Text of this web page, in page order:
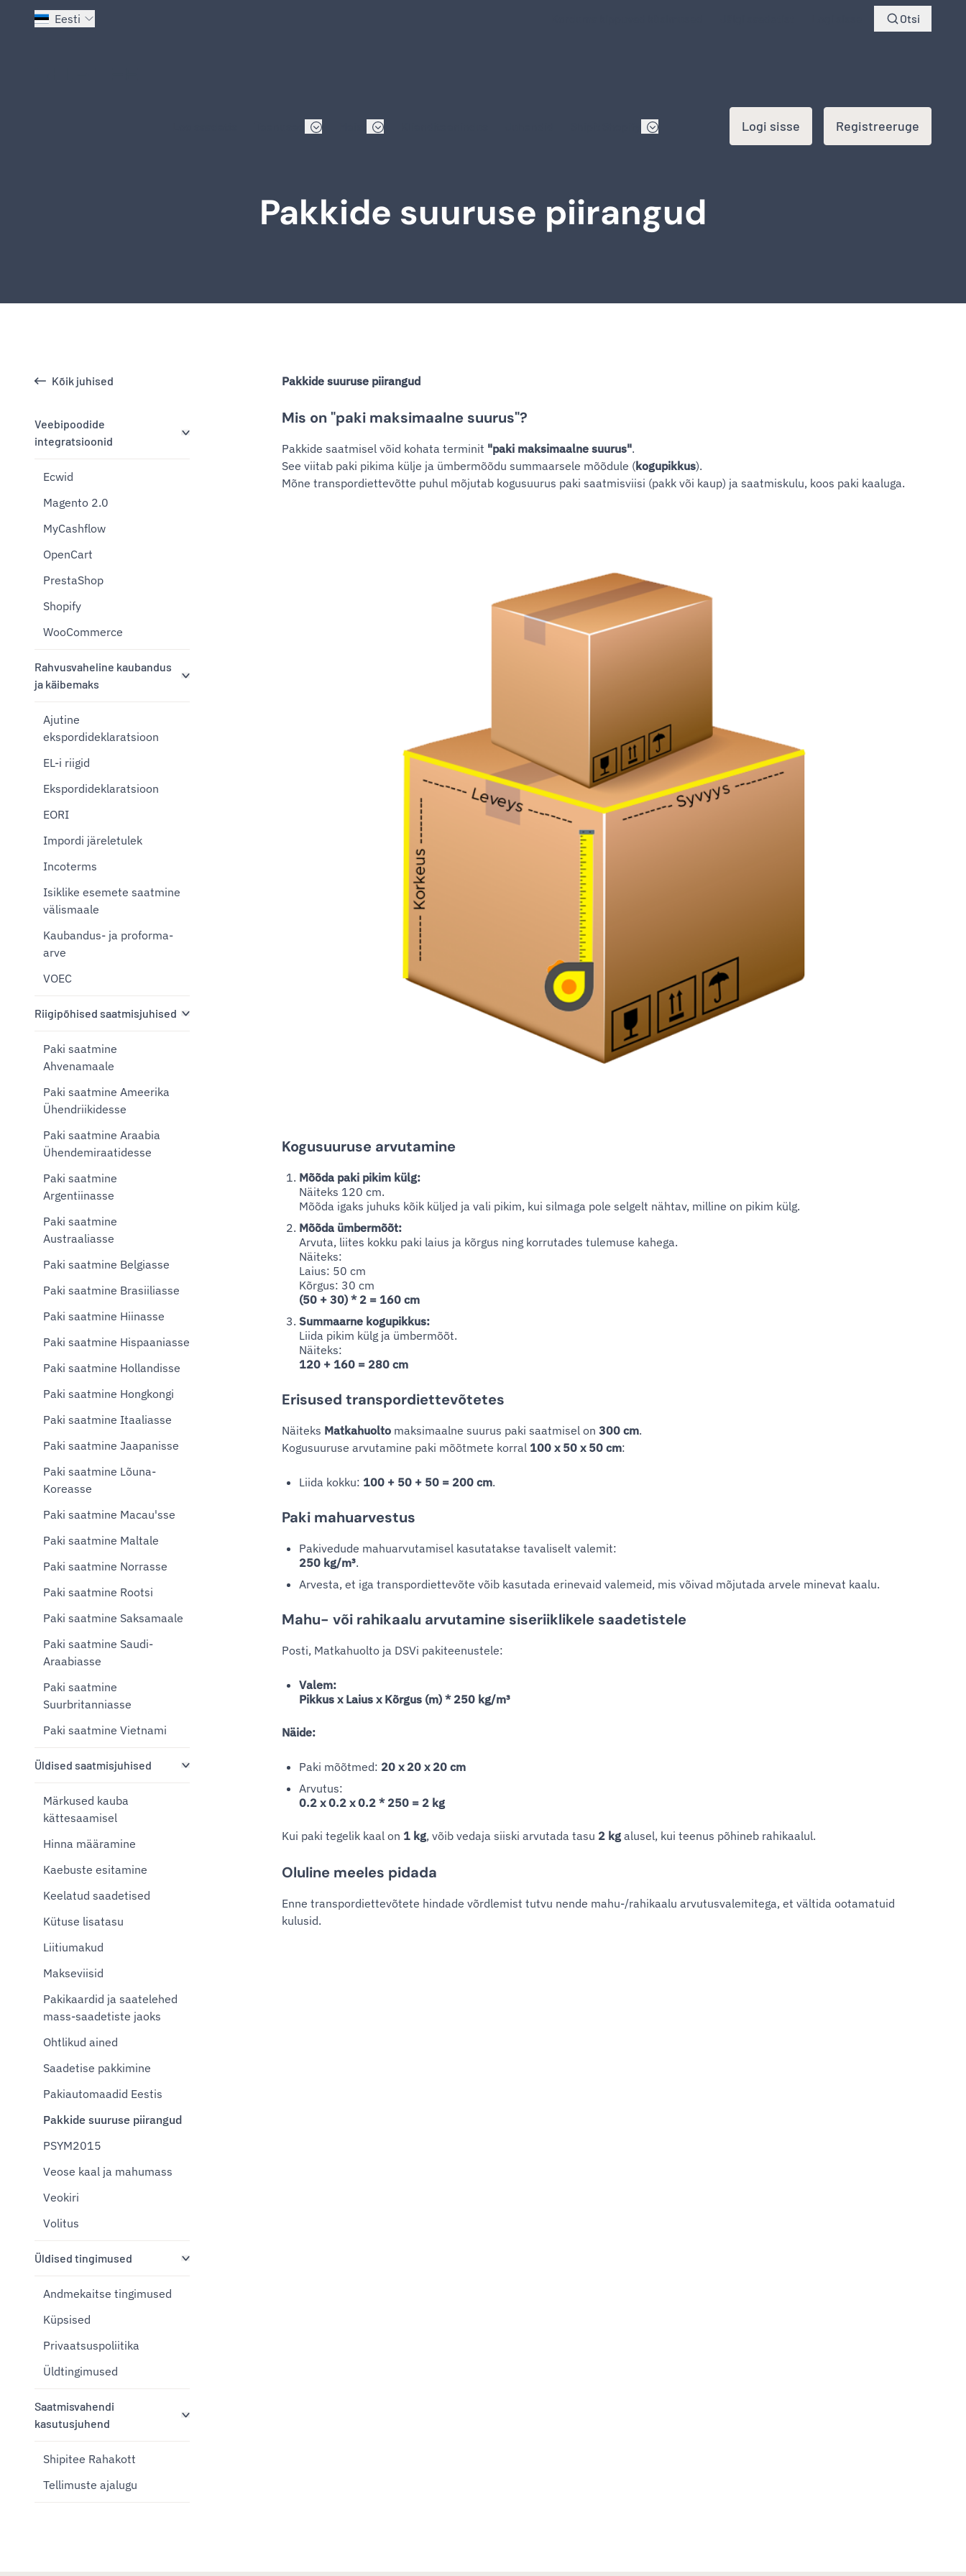
Eesti Otsi
Logi sisse Registreeruge
Pakkide suuruse piirangud
Kõik juhised
Veebipoodide
integratsioonid
Ecwid
Magento 2.0
MyCashflow
OpenCart
PrestaShop
Shopify
WooCommerce
Rahvusvaheline kaubandus
ja käibemaks
Ajutine
ekspordideklaratsioon
EL-i riigid
Ekspordideklaratsioon
EORI
Impordi järeletulek
Incoterms
Isiklike esemete saatmine
välismaale
Kaubandus- ja proforma-
arve
VOEC
Riigipõhised saatmisjuhised
Paki saatmine
Ahvenamaale
Paki saatmine Ameerika
Ühendriikidesse
Paki saatmine Araabia
Ühendemiraatidesse
Paki saatmine
Argentiinasse
Paki saatmine
Austraaliasse
Paki saatmine Belgiasse
Paki saatmine Brasiiliasse
Paki saatmine Hiinasse
Paki saatmine Hispaaniasse
Paki saatmine Hollandisse
Paki saatmine Hongkongi
Paki saatmine Itaaliasse
Paki saatmine Jaapanisse
Paki saatmine Lõuna-
Koreasse
Paki saatmine Macau'sse
Paki saatmine Maltale
Paki saatmine Norrasse
Paki saatmine Rootsi
Paki saatmine Saksamaale
Paki saatmine Saudi-
Araabiasse
Paki saatmine
Suurbritanniasse
Paki saatmine Vietnami
Üldised saatmisjuhised
Märkused kauba
kättesaamisel
Hinna määramine
Kaebuste esitamine
Keelatud saadetised
Kütuse lisatasu
Liitiumakud
Makseviisid
Pakikaardid ja saatelehed
mass-saadetiste jaoks
Ohtlikud ained
Saadetise pakkimine
Pakiautomaadid Eestis
Pakkide suuruse piirangud
PSYM2015
Veose kaal ja mahumass
Veokiri
Volitus
Üldised tingimused
Andmekaitse tingimused
Küpsised
Privaatsuspoliitika
Üldtingimused
Saatmisvahendi
kasutusjuhend
Shipitee Rahakott
Tellimuste ajalugu
Pakkide suuruse piirangud
Mis on "paki maksimaalne suurus"?
Pakkide saatmisel võid kohata terminit "paki maksimaalne suurus".
See viitab paki pikima külje ja ümbermõõdu summaarsele mõõdule (kogupikkus).
Mõne transpordiettevõtte puhul mõjutab kogusuurus paki saatmisviisi (pakk või kaup) ja saatmiskulu, koos paki kaaluga.
Kogusuuruse arvutamine
Mõõda paki pikim külg:
Näiteks 120 cm.
Mõõda igaks juhuks kõik küljed ja vali pikim, kui silmaga pole selgelt nähtav, milline on pikim külg.
Mõõda ümbermõõt:
Arvuta, liites kokku paki laius ja kõrgus ning korrutades tulemuse kahega.
Näiteks:
Laius: 50 cm
Kõrgus: 30 cm
(50 + 30) * 2 = 160 cm
Summaarne kogupikkus:
Liida pikim külg ja ümbermõõt.
Näiteks:
120 + 160 = 280 cm
Erisused transpordiettevõtetes
Näiteks Matkahuolto maksimaalne suurus paki saatmisel on 300 cm.
Kogusuuruse arvutamine paki mõõtmete korral 100 x 50 x 50 cm:
Liida kokku: 100 + 50 + 50 = 200 cm.
Paki mahuarvestus
Pakivedude mahuarvutamisel kasutatakse tavaliselt valemit:
250 kg/m³.
Arvesta, et iga transpordiettevõte võib kasutada erinevaid valemeid, mis võivad mõjutada arvele minevat kaalu.
Mahu- või rahikaalu arvutamine siseriiklikele saadetistele
Posti, Matkahuolto ja DSVi pakiteenustele:
Valem:
Pikkus x Laius x Kõrgus (m) * 250 kg/m³
Näide:
Paki mõõtmed: 20 x 20 x 20 cm
Arvutus:
0.2 x 0.2 x 0.2 * 250 = 2 kg
Kui paki tegelik kaal on 1 kg, võib vedaja siiski arvutada tasu 2 kg alusel, kui teenus põhineb rahikaalul.
Oluline meeles pidada
Enne transpordiettevõtete hindade võrdlemist tutvu nende mahu-/rahikaalu arvutusvalemitega, et vältida ootamatuid
kulusid.